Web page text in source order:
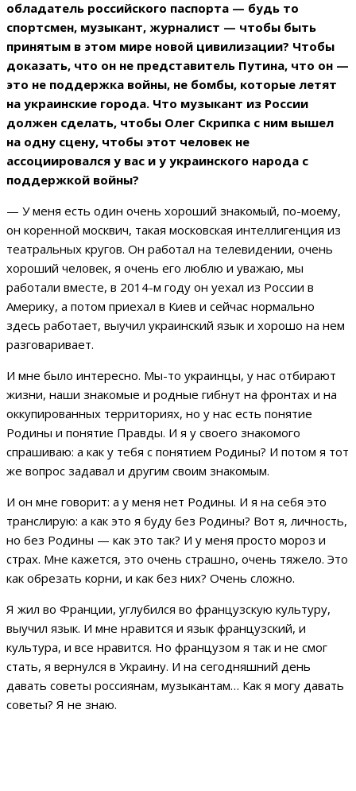
обладатель российского паспорта — будь то
спортсмен, музыкант, журналист — чтобы быть
принятым в этом мире новой цивилизации? Чтобы
доказать, что он не представитель Путина, что он —
это не поддержка войны, не бомбы, которые летят
на украинские города. Что музыкант из России
должен сделать, чтобы Олег Скрипка с ним вышел
на одну сцену, чтобы этот человек не
ассоциировался у вас и у украинского народа с
поддержкой войны?
— У меня есть один очень хороший знакомый, по-моему,
он коренной москвич, такая московская интеллигенция из
театральных кругов. Он работал на телевидении, очень
хороший человек, я очень его люблю и уважаю, мы
работали вместе, в 2014-м году он уехал из России в
Америку, а потом приехал в Киев и сейчас нормально
здесь работает, выучил украинский язык и хорошо на нем
разговаривает.
И мне было интересно. Мы-то украинцы, у нас отбирают
жизни, наши знакомые и родные гибнут на фронтах и на
оккупированных территориях, но у нас есть понятие
Родины и понятие Правды. И я у своего знакомого
спрашиваю: а как у тебя с понятием Родины? И потом я тот
же вопрос задавал и другим своим знакомым.
И он мне говорит: а у меня нет Родины. И я на себя это
транслирую: а как это я буду без Родины? Вот я, личность,
но без Родины — как это так? И у меня просто мороз и
страх. Мне кажется, это очень страшно, очень тяжело. Это
как обрезать корни, и как без них? Очень сложно.
Я жил во Франции, углубился во французскую культуру,
выучил язык. И мне нравится и язык французский, и
культура, и все нравится. Но французом я так и не смог
стать, я вернулся в Украину. И на сегодняшний день
давать советы россиянам, музыкантам… Как я могу давать
советы? Я не знаю.